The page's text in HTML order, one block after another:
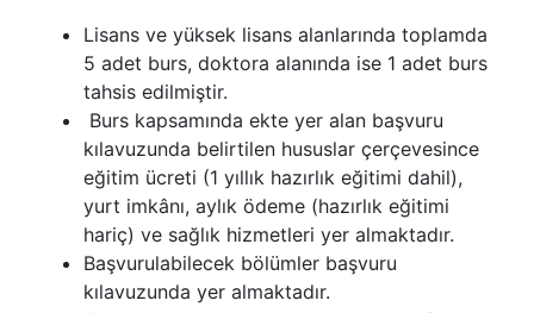
Lisans ve yüksek lisans alanlarında toplamda
5 adet burs, doktora alanında ise 1 adet burs
tahsis edilmiştir.
Burs kapsamında ekte yer alan başvuru
kılavuzunda belirtilen hususlar çerçevesince
eğitim ücreti (1 yıllık hazırlık eğitimi dahil),
yurt imkânı, aylık ödeme (hazırlık eğitimi
hariç) ve sağlık hizmetleri yer almaktadır.
Başvurulabilecek bölümler başvuru
kılavuzunda yer almaktadır.